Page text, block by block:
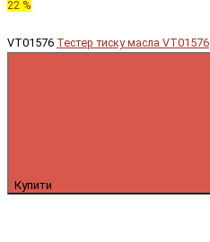
22 %
VT01576 Тестер тиску масла VT01576
Купити